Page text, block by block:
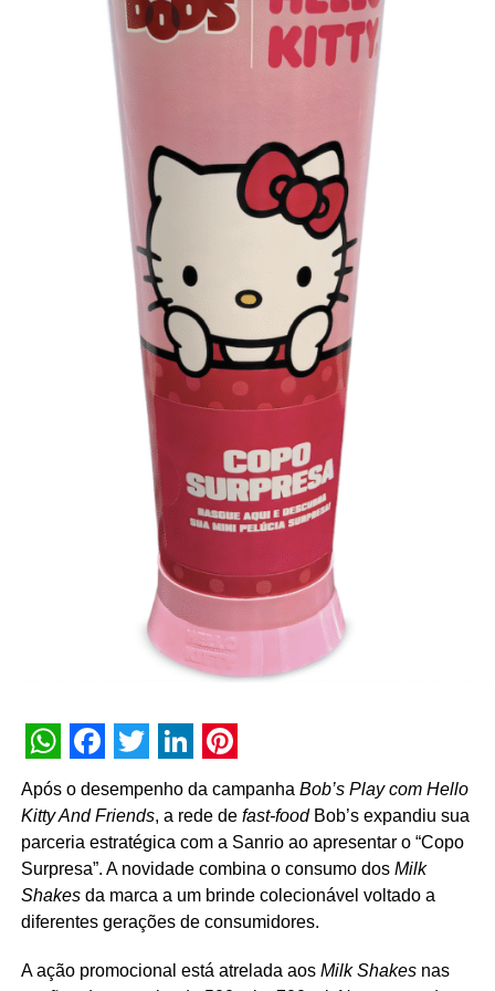
Direção de fotografia unidade Alice: Yuri Sardenberg
Coordenação de Produção: Marcella Feo / Rafaela Muniz
/ Juliana Salviano / Julia Fontes
Atendimento: Mary Lacoleta / Carol Pivato / Babi Kosloff
Assistente de Direção: Ana Rios
Direção de Arte: Denis Souza Netto
Direção de Produção: Fernanda Franco
Produção de Objeto: Bianca Portes
Make&Hair Fernanda Montenegro: Lu Moraes
Coordenação de Pós-produção: Fezão Barbieri
Montagem: Ricardo Quintela
Finalização: Rafael Barão
Cor: Acauan Pastore
Pós-Produção: Flow Effects
Produtora: Evil Twin Music
Produção Musical: Andre Namur
Direção Musical: Andre Faria / Murilo Faria
Sound Design e Mixagem: Rafael Vieira / Gustavo Boselli,
/Andre d’Ávila
Atendimento/Coordenação: Juliana Tangary / Thais
WhatsApp
Facebook
Twitter
LinkedIn
Pinterest
Após o desempenho da campanha Bob’s Play com Hello
Kitty And Friends, a rede de fast-foodBob’s expandiu sua
parceria estratégica com a Sanrio ao apresentar o “Copo
Surpresa”. A novidade combina o consumo dos Milk
Shakesda marca a um brinde colecionável voltado a
diferentes gerações de consumidores.
A ação promocional está atrelada aos Milk Shakesnas